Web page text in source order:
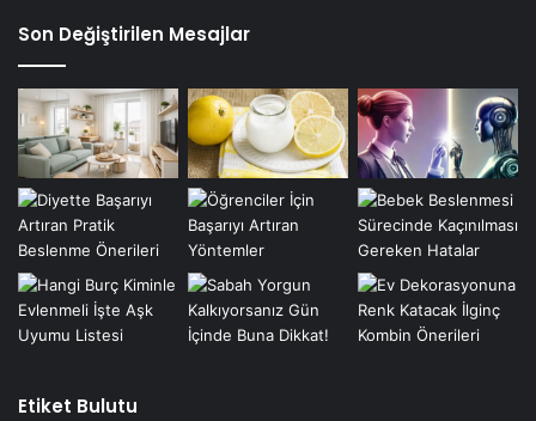
Son Değiştirilen Mesajlar
Etiket Bulutu